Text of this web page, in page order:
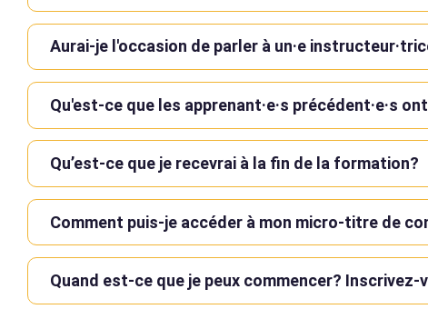
Aurai-je l'occasion de parler à un·e
Qu'est-ce que les apprenant·e·s précédent·e·s
Qu’est-ce que je recevrai à la fin de la formation?
Comment puis-je accéder à mon micro-titre de
Quand est-ce que je peux commencer?